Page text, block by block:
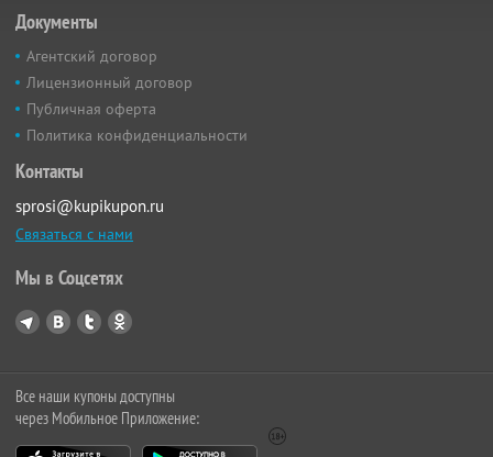
Документы
Агентский договор
Лицензионный договор
Публичная оферта
Политика конфиденциальности
Контакты
sprosi@kupikupon.ru
Связаться с нами
Мы в Соцсетях
Все наши купоны доступны
через Мобильное Приложение: